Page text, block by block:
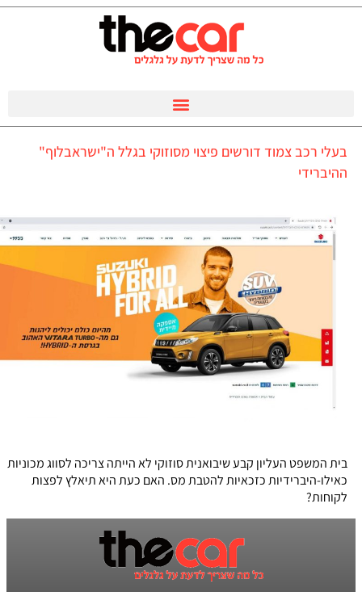
בעלי רכב צמוד דורשים פיצוי מסוזוקי בגלל ה"ישראבלוף"
ההיברידי
בית המשפט העליון קבע שיבואנית סוזוקי לא הייתה צריכה לסווג מכוניות
כאילו-היברידיות כזכאיות להטבת מס. האם כעת היא תיאלץ לפצות
לקוחות?